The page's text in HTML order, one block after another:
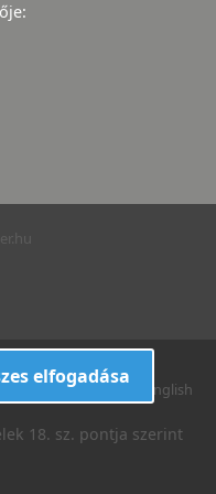
italian english
18. sz. pontja szerint
elfogadása